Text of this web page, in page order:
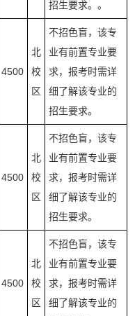
招生要求。。
4500
北
校
区
不招色盲，该专
业有前置专业要
求，报考时需详
细了解该专业的
招生要求。
4500
北
校
区
不招色盲，该专
业有前置专业要
求，报考时需详
细了解该专业的
招生要求。
4500
北
校
区
不招色盲，该专
业有前置专业要
求，报考时需详
细了解该专业的